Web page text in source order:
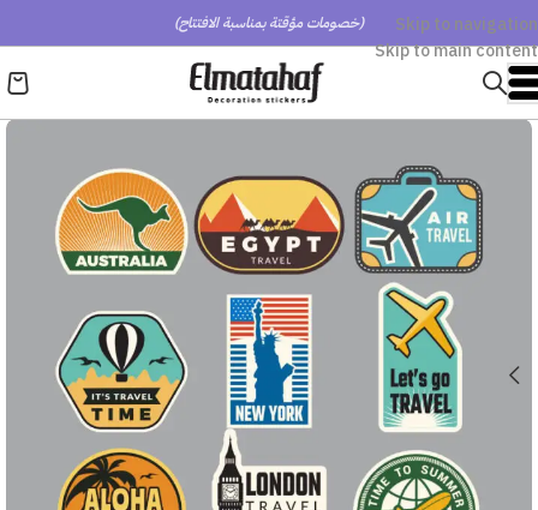
Skip to navigation
Skip to main content
(خصومات مؤقتة بمناسبة الافتتاح)